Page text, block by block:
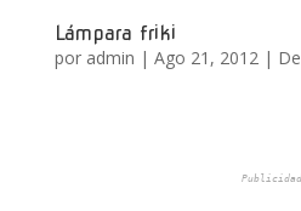
Lámpara friki
por admin | Ago 21, 2012|
Publicidad